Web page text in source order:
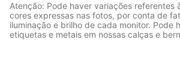
Atenção: Pode haver variações referentes
cores expressas nas fotos, por conta de
iluminação e brilho de cada monitor. Pode
etiquetas e metais em nossas calças e